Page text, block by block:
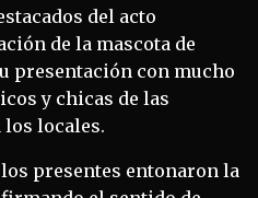
del acto
de la mascota de
presentación con mucho
y chicas de las
locales.
presentes entonaron la